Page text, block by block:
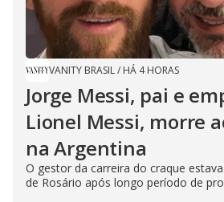
VANITY BRASIL/ HÁ 4 HORAS
Jorge Messi, pai e
Lionel Messi, morre
na Argentina
O gestor da carreira do craque
de Rosário após longo período de